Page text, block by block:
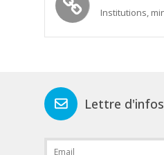
Institutions,
Lettre d'infos